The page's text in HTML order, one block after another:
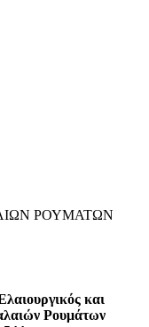
ΡΟΥΜΑΤΩΝ
και
Ρουμάτων